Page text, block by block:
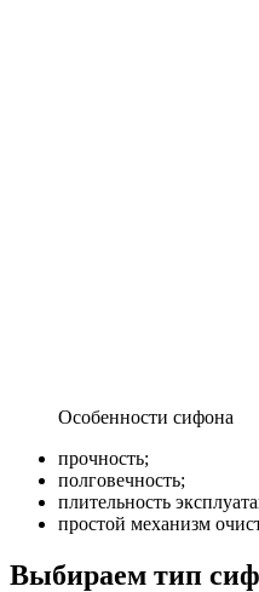
Особенности сифона
прочность;
полговечность;
плительность
простой механизм
Выбираем тип